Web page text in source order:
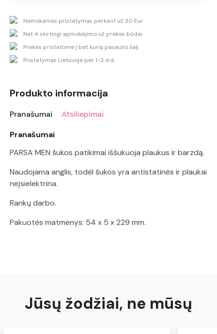
Nemokamas pristatymas perkant už 30 Eur
Net 4 skirtingi apmokėjimo už prekes būdai
Prekes pristatome į bet kurią pasaulio šalį
Pristatymas Lietuvoje per 1-3 d.d.
Produkto informacija
Pranašumai
Atsiliepimai
Pranašumai
PARSA MEN šukos patikimai iššukuoja plaukus ir barzdą.
Naudojama anglis, todėl šukos yra antistatinės ir plaukai
neįsielektrina.
Rankų darbo.
Pakuotės matmenys: 54 x 5 x 229 mm.
Jūsų žodžiai, ne mūsų